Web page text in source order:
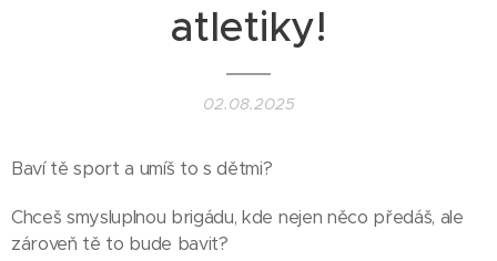
atletiky!
02.08.2025
Baví tě sport a umíš to s dětmi?
Chceš smysluplnou brigádu, kde nejen něco předáš, ale
zároveň tě to bude bavit?